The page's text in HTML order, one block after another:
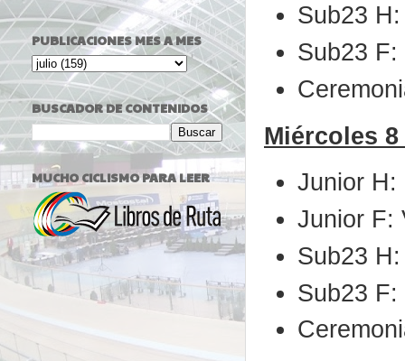
Sub23
Sub23
Miércoles 8
Junior H:
Junior F:
Sub23
Sub23
PUBLICACIONES MES A MES
BUSCADOR DE CONTENIDOS
MUCHO CICLISMO PARA LEER